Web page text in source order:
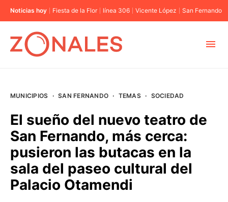
Noticias hoy Fiesta de la Flor línea 306 Vicente López San Fernando
BUENOS AIRES
PROVINCIAS
MUNICIPIOS · SAN FERNANDO · TEMAS · SOCIEDAD
El sueño del nuevo teatro de
San Fernando, más cerca:
pusieron las butacas en la
sala del paseo cultural del
Palacio Otamendi